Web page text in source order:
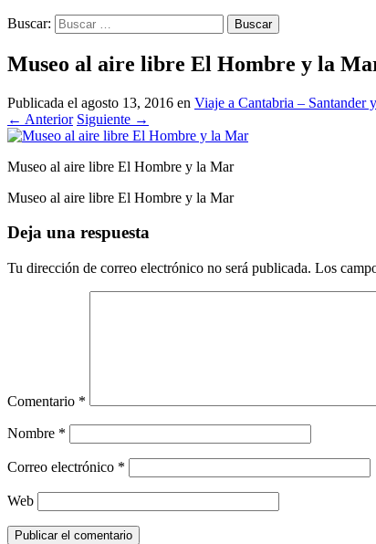
Buscar:
Museo al aire libre El Hombre y la
Publicada el agosto 13, 2016 en Viaje a Cantabria – Santander
← Anterior Siguiente →
Museo al aire libre El Hombre y la Mar
Museo al aire libre El Hombre y la Mar
Deja una respuesta
Tu dirección de correo electrónico no será publicada. Los
Comentario *
Nombre *
Correo electrónico *
Web